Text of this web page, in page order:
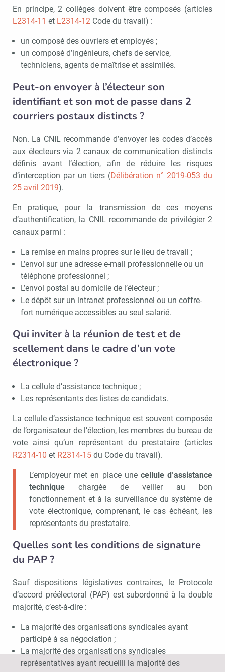
En principe, 2 collèges doivent être composés (articles
L2314-11 et L2314-12 Code du travail) :
un composé des ouvriers et employés ;
un composé d’ingénieurs, chefs de service,
techniciens, agents de maîtrise et assimilés.
Peut-on envoyer à l’électeur son
identifiant et son mot de passe dans 2
courriers postaux distincts ?
Non. La CNIL recommande d’envoyer les codes d’accès
aux électeurs via 2 canaux de communication distincts
définis avant l’élection, afin de réduire les risques
d’interception par un tiers (Délibération n° 2019-053 du
25 avril 2019).
En pratique, pour la transmission de ces moyens
d’authentification, la CNIL recommande de privilégier 2
canaux parmi :
La remise en mains propres sur le lieu de travail ;
L’envoi sur une adresse e-mail professionnelle ou un
téléphone professionnel ;
L’envoi postal au domicile de l’électeur ;
Le dépôt sur un intranet professionnel ou un coffre-
fort numérique accessibles au seul salarié.
Qui inviter à la réunion de test et de
scellement dans le cadre d’un vote
électronique ?
La cellule d’assistance technique ;
Les représentants des listes de candidats.
La cellule d’assistance technique est souvent composée
de l’organisateur de l’élection, les membres du bureau de
vote ainsi qu’un représentant du prestataire (articles
R2314-10 et R2314-15 du Code du travail).
L’employeur met en place une cellule d’assistance
technique chargée de veiller au bon
fonctionnement et à la surveillance du système de
vote électronique, comprenant, le cas échéant, les
représentants du prestataire.
Quelles sont les conditions de signature
du PAP ?
Sauf dispositions législatives contraires, le Protocole
d’accord préélectoral (PAP) est subordonné à la double
majorité, c’est-à-dire :
La majorité des organisations syndicales ayant
participé à sa négociation ;
La majorité des organisations syndicales
représentatives ayant recueilli la majorité des